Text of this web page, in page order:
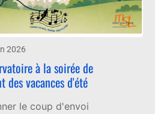
2026
à la soirée de
des vacances d'été
le coup d'envoi